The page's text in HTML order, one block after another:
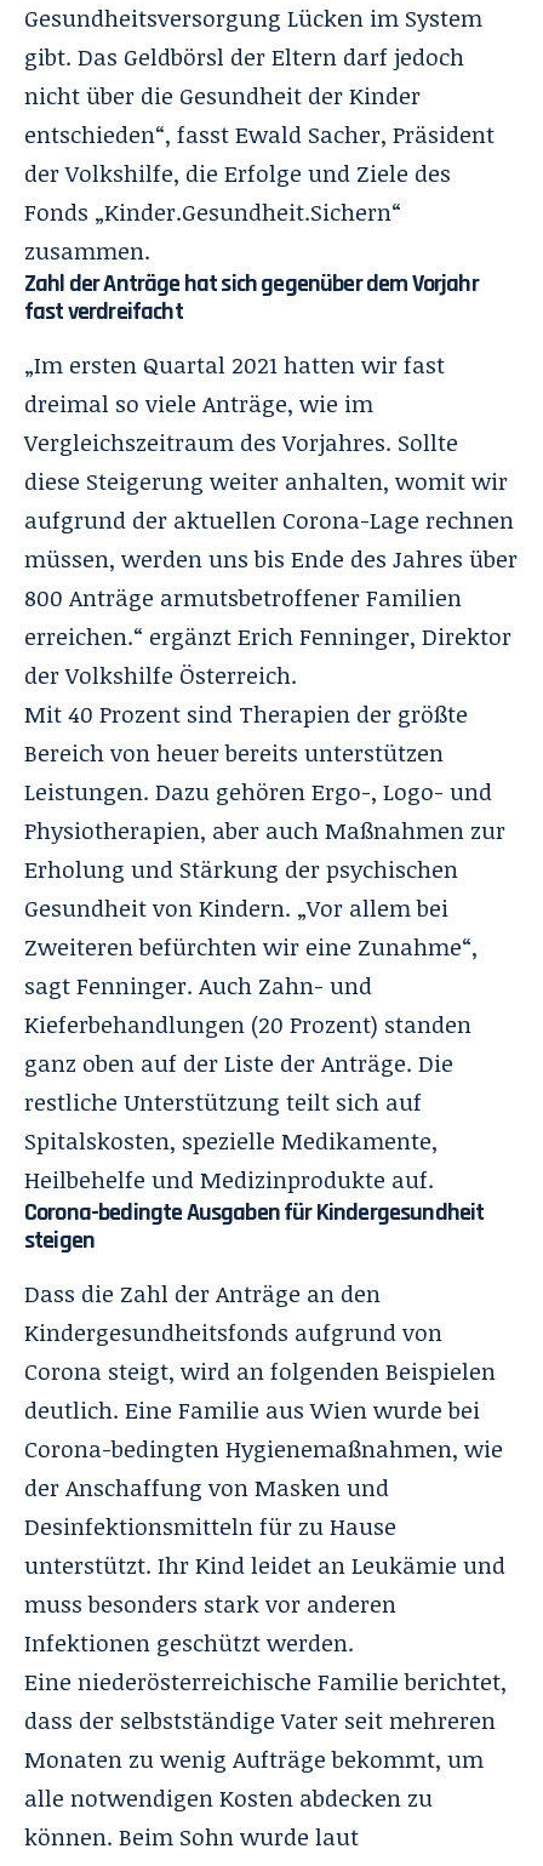
Gesundheitsversorgung Lücken im System
gibt. Das Geldbörsl der Eltern darf jedoch
nicht über die Gesundheit der Kinder
entschieden“, fasst Ewald Sacher, Präsident
der Volkshilfe, die Erfolge und Ziele des
Fonds „Kinder.Gesundheit.Sichern“
zusammen.
Zahl der Anträge hat sich gegenüber dem Vorjahr
fast verdreifacht
„Im ersten Quartal 2021 hatten wir fast
dreimal so viele Anträge, wie im
Vergleichszeitraum des Vorjahres. Sollte
diese Steigerung weiter anhalten, womit wir
aufgrund der aktuellen Corona-Lage rechnen
müssen, werden uns bis Ende des Jahres über
800 Anträge armutsbetroffener Familien
erreichen.“ ergänzt Erich Fenninger, Direktor
der Volkshilfe Österreich.
Mit 40 Prozent sind Therapien der größte
Bereich von heuer bereits unterstützen
Leistungen. Dazu gehören Ergo-, Logo- und
Physiotherapien, aber auch Maßnahmen zur
Erholung und Stärkung der psychischen
Gesundheit von Kindern. „Vor allem bei
Zweiteren befürchten wir eine Zunahme“,
sagt Fenninger. Auch Zahn- und
Kieferbehandlungen (20 Prozent) standen
ganz oben auf der Liste der Anträge. Die
restliche Unterstützung teilt sich auf
Spitalskosten, spezielle Medikamente,
Heilbehelfe und Medizinprodukte auf.
Corona-bedingte Ausgaben für Kindergesundheit
steigen
Dass die Zahl der Anträge an den
Kindergesundheitsfonds aufgrund von
Corona steigt, wird an folgenden Beispielen
deutlich. Eine Familie aus Wien wurde bei
Corona-bedingten Hygienemaßnahmen, wie
der Anschaffung von Masken und
Desinfektionsmitteln für zu Hause
unterstützt. Ihr Kind leidet an Leukämie und
muss besonders stark vor anderen
Infektionen geschützt werden.
Eine niederösterreichische Familie berichtet,
dass der selbstständige Vater seit mehreren
Monaten zu wenig Aufträge bekommt, um
alle notwendigen Kosten abdecken zu
können. Beim Sohn wurde laut